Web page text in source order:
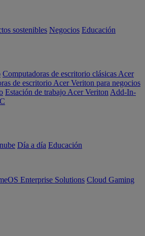
sostenibles Negocios Educación
Computadoras de escritorio clásicas Acer
de escritorio Acer Veriton para negocios
Estación de trabajo Acer Veriton Add-In-
Día a día Educación
Enterprise Solutions Cloud Gaming